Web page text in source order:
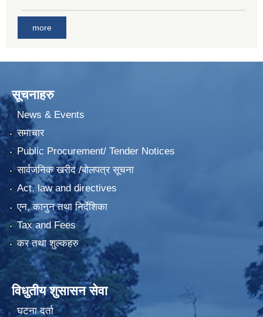
more
सूचनाहरु
News & Events
समाचार
Public Procurement/ Tender Notices
सार्वजनिक खरीद /बोलपत्र सूचना
Act, law and directives
एन, कानुन तथा निर्देशिका
Tax and Fees
कर तथा शुल्कहरु
विधुतीय शुसासन सेवा
घटना दर्ता